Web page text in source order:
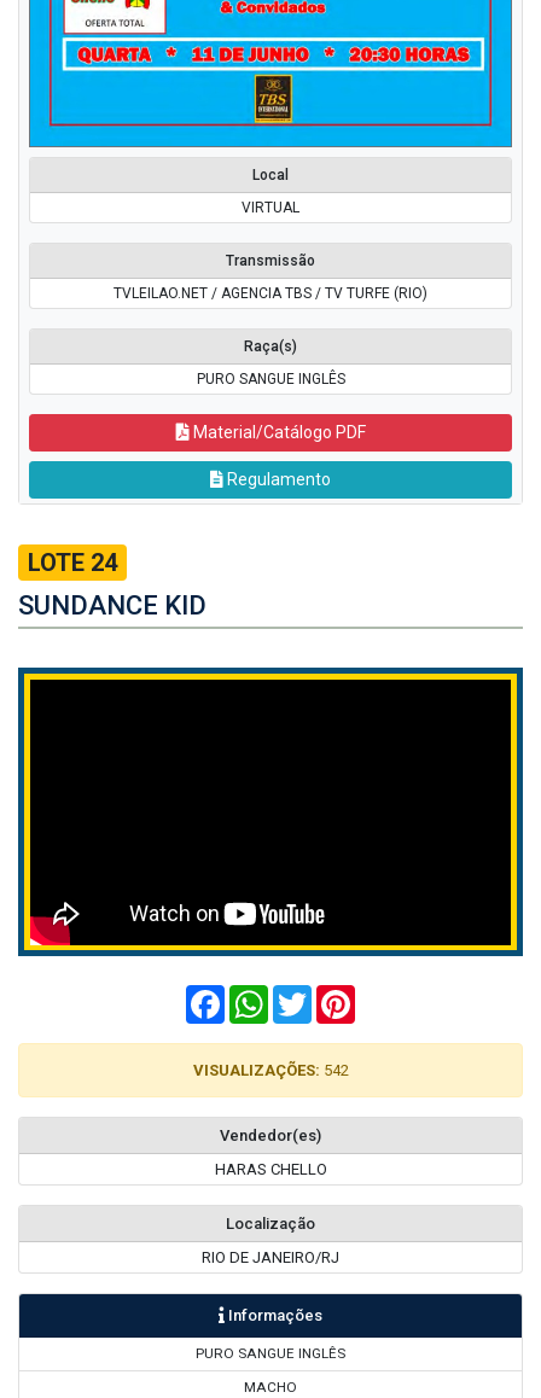
Local
VIRTUAL
Transmissão
TVLEILAO.NET / AGENCIA TBS / TV TURFE (RIO)
Raça(s)
PURO SANGUE INGLÊS
Material/Catálogo PDF
Regulamento
LOTE 24
SUNDANCE KID
FacebookWhatsApp
Twitter
VISUALIZAÇÕES: 542
Vendedor(es)
HARAS CHELLO
Localização
RIO DE JANEIRO/RJ
Informações
PURO SANGUE INGLÊS
MACHO